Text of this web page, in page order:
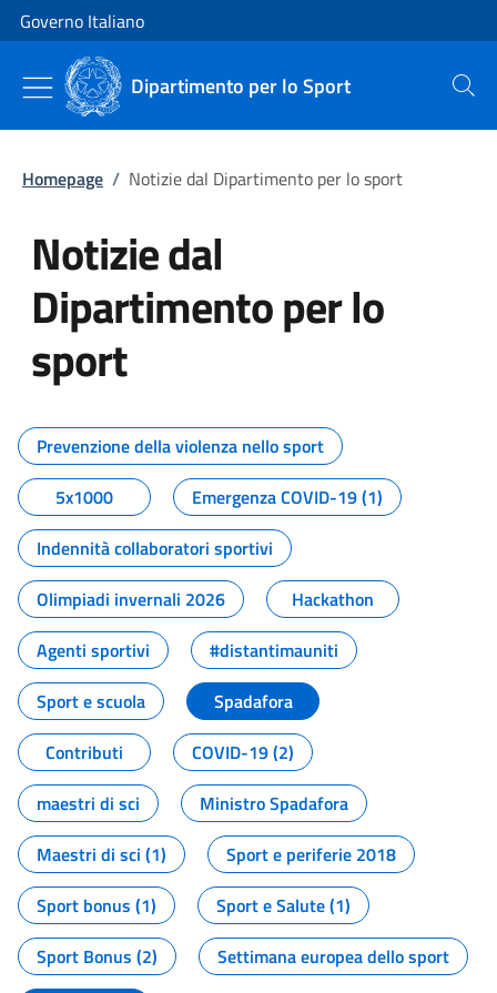
Vai al contenuto
Vai alla navigazione del sito
Governo Italiano
Dipartimento per lo Sport Cerca
Homepage / Notizie dal Dipartimento per lo sport
Notizie dal
Dipartimento per lo
sport
Tutti i contenuti della pagina
Prevenzione della violenza nello sport
5x1000
Emergenza COVID-19 (1)
Indennità collaboratori sportivi
Olimpiadi invernali 2026
Hackathon
Agenti sportivi
#distantimauniti
Sport e scuola
Spadafora
Contributi
COVID-19 (2)
maestri di sci
Ministro Spadafora
Maestri di sci (1)
Sport e periferie 2018
Sport bonus (1)
Sport e Salute (1)
Sport Bonus (2)
Settimana europea dello sport